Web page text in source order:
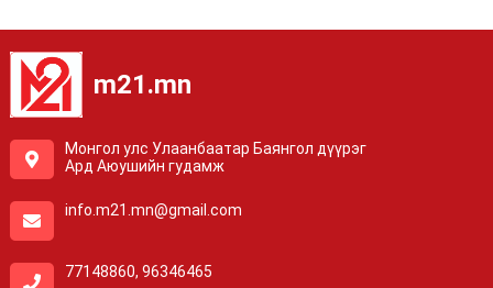
m21.mn
Монгол улс Улаанбаатар Баянгол дүүрэг
Ард Аюушийн гудамж
info.m21.mn@gmail.com
77148860, 96346465